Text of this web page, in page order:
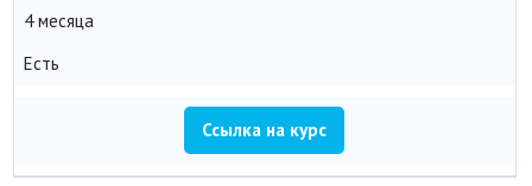
4 месяца
Есть
Ссылка на курс